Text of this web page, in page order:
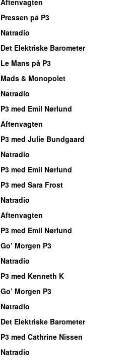
Pressen på P3
Natradio
Det Elektriske Barometer
Le Mans på P3
Mads & Monopolet
Natradio
P3 med Emil Nørlund
Aftenvagten
P3 med Julie Bundgaard
Natradio
P3 med Emil Nørlund
P3 med Sara Frost
Natradio
Aftenvagten
P3 med Emil Nørlund
Go’ Morgen P3
Natradio
P3 med Kenneth K
Go’ Morgen P3
Natradio
Det Elektriske Barometer
P3 med Cathrine Nissen
Natradio